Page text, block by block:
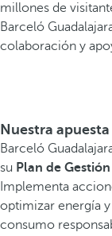
millones de
Barceló
colaboración y
Nuestra
Barceló
su Plan de
Implementa
optimizar energía
consumo